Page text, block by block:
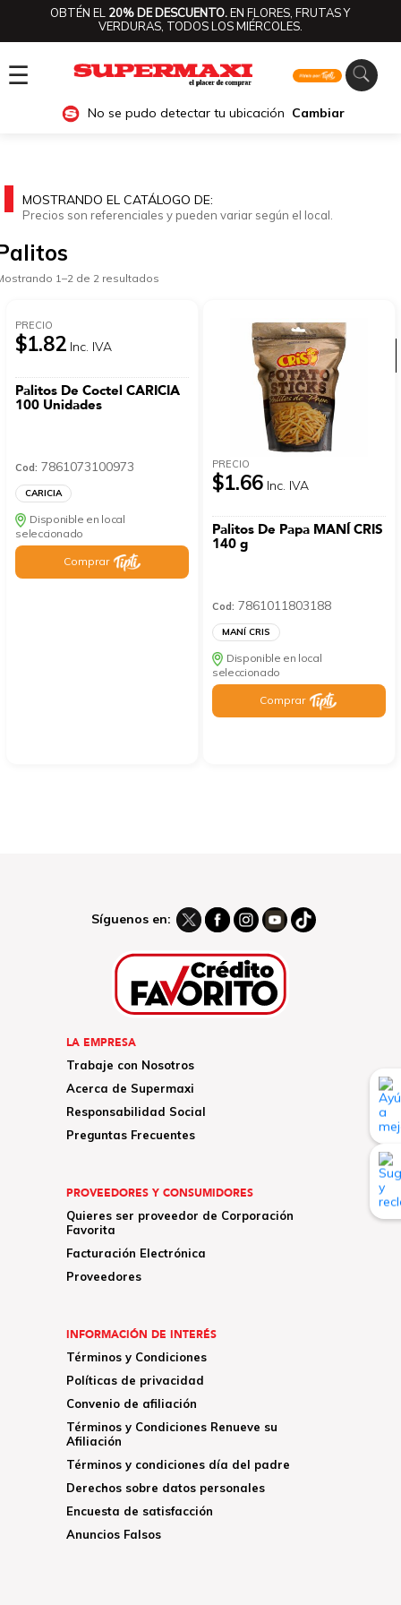
OBTÉN EL 20% DE DESCUENTO.EN FLORES, FRUTAS Y
VERDURAS, TODOS LOS MIÉRCOLES.
☰
No se pudo detectar tu ubicación Cambiar
Ver categorías
MOSTRANDO EL CATÁLOGO DE:
Precios son referenciales y pueden variar según el local.
1–2 de 2 resultados
PRECIO
$1.82 Inc. IVA
Palitos De Coctel CARICIA
100 Unidades
Cod: 7861073100973
CARICIA
Disponible en local
seleccionado
Comprar
PRECIO
$1.66 Inc. IVA
Palitos De Papa MANÍ CRIS
140 g
Cod: 7861011803188
MANÍ CRIS
Disponible en local
seleccionado
Comprar
Síguenos en:
LA EMPRESA
Trabaje con Nosotros
Acerca de Supermaxi
Responsabilidad Social
Preguntas Frecuentes
PROVEEDORES Y CONSUMIDORES
Quieres ser proveedor de Corporación
Favorita
Facturación Electrónica
Proveedores
INFORMACIÓN DE INTERÉS
Términos y Condiciones
Políticas de privacidad
Convenio de afiliación
Términos y Condiciones Renueve su
Afiliación
Términos y condiciones día del padre
Derechos sobre datos personales
Encuesta de satisfacción
Anuncios Falsos